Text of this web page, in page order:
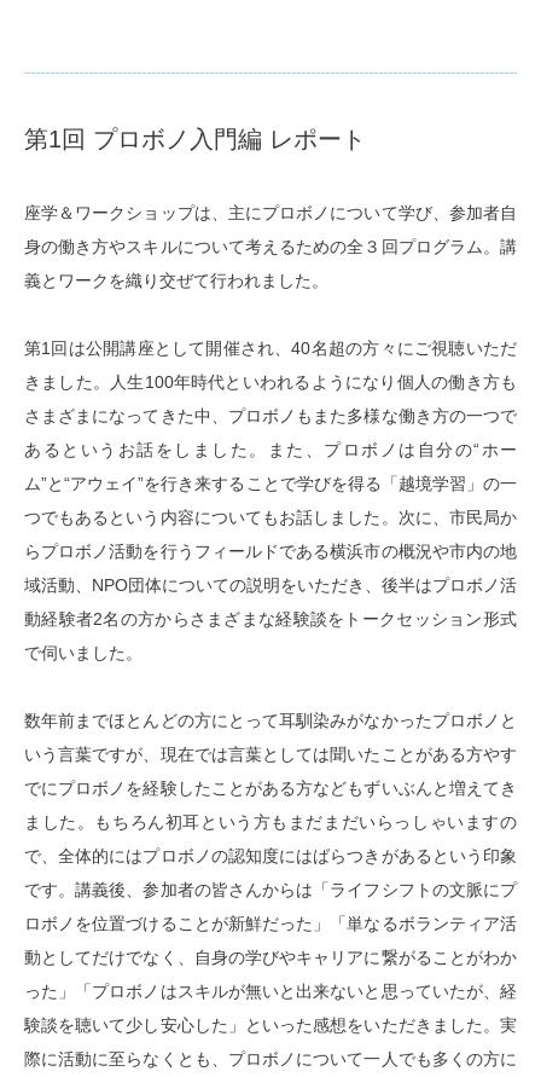
第1回 プロボノ入門編 レポート
座学＆ワークショップは、主にプロボノについて学び、参加者自
身の働き方やスキルについて考えるための全３回プログラム。講
義とワークを織り交ぜて行われました。
第1回は公開講座として開催され、40名超の方々にご視聴いただ
きました。人生100年時代といわれるようになり個人の働き方も
さまざまになってきた中、プロボノもまた多様な働き方の一つで
あるというお話をしました。また、プロボノは自分の“ホー
ム”と“アウェイ”を行き来することで学びを得る「越境学習」の一
つでもあるという内容についてもお話しました。次に、市民局か
らプロボノ活動を行うフィールドである横浜市の概況や市内の地
域活動、NPO団体についての説明をいただき、後半はプロボノ活
動経験者2名の方からさまざまな経験談をトークセッション形式
で伺いました。
数年前までほとんどの方にとって耳馴染みがなかったプロボノと
いう言葉ですが、現在では言葉としては聞いたことがある方やす
でにプロボノを経験したことがある方などもずいぶんと増えてき
ました。もちろん初耳という方もまだまだいらっしゃいますの
で、全体的にはプロボノの認知度にはばらつきがあるという印象
です。講義後、参加者の皆さんからは「ライフシフトの文脈にプ
ロボノを位置づけることが新鮮だった」「単なるボランティア活
動としてだけでなく、自身の学びやキャリアに繋がることがわか
った」「プロボノはスキルが無いと出来ないと思っていたが、経
験談を聴いて少し安心した」といった感想をいただきました。実
際に活動に至らなくとも、プロボノについて一人でも多くの方に